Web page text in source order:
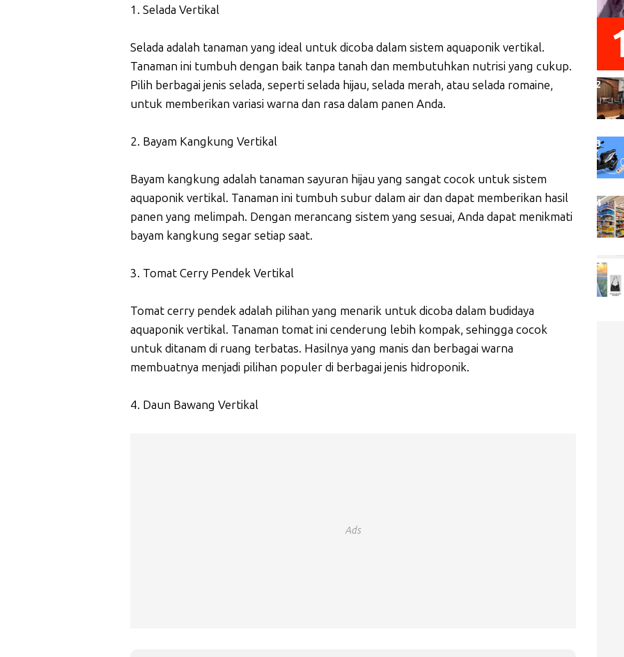
1. Selada Vertikal
Selada adalah tanaman yang ideal untuk dicoba dalam sistem aquaponik vertikal.
Tanaman ini tumbuh dengan baik tanpa tanah dan membutuhkan nutrisi yang cukup.
Pilih berbagai jenis selada, seperti selada hijau, selada merah, atau selada romaine,
untuk memberikan variasi warna dan rasa dalam panen Anda.
2. Bayam Kangkung Vertikal
Bayam kangkung adalah tanaman sayuran hijau yang sangat cocok untuk sistem
aquaponik vertikal. Tanaman ini tumbuh subur dalam air dan dapat memberikan hasil
panen yang melimpah. Dengan merancang sistem yang sesuai, Anda dapat menikmati
bayam kangkung segar setiap saat.
3. Tomat Cerry Pendek Vertikal
Tomat cerry pendek adalah pilihan yang menarik untuk dicoba dalam budidaya
aquaponik vertikal. Tanaman tomat ini cenderung lebih kompak, sehingga cocok
untuk ditanam di ruang terbatas. Hasilnya yang manis dan berbagai warna
membuatnya menjadi pilihan populer di berbagai jenis hidroponik.
4. Daun Bawang Vertikal
Ads